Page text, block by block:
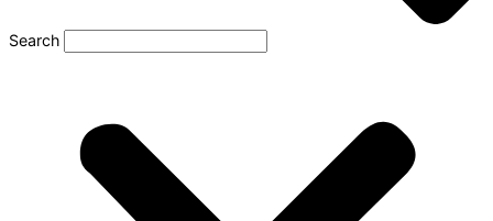
Search